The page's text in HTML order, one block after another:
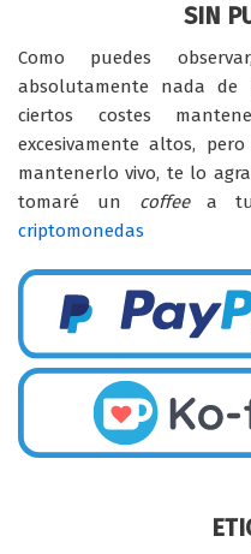
SIN
Como puedes
absolutamente nada de
ciertos costes
excesivamente altos,
mantenerlo vivo, te lo
tomaré un coffeea tu
criptomonedas